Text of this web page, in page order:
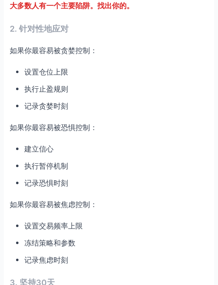
大多数人有一个主要陷阱。找出你的。
2. 针对性地应对
如果你最容易被贪婪控制：
设置仓位上限
执行止盈规则
记录贪婪时刻
如果你最容易被恐惧控制：
建立信心
执行暂停机制
记录恐惧时刻
如果你最容易被焦虑控制：
设置交易频率上限
冻结策略和参数
记录焦虑时刻
3. 坚持30天